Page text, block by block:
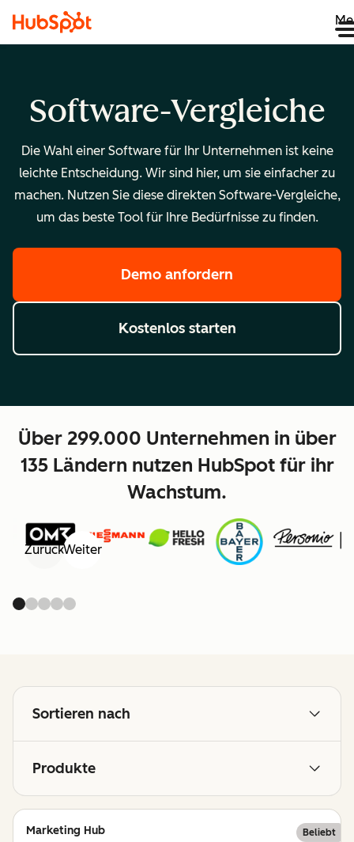
Software-Vergleiche
Die Wahl einer Software für Ihr Unternehmen ist keine
leichte Entscheidung. Wir sind hier, um sie einfacher zu
machen. Nutzen Sie diese direkten Software-Vergleiche,
um das beste Tool für Ihre Bedürfnisse zu finden.
Demo anfordern
Kostenlos starten
Über 299.000 Unternehmen in über
135 Ländern nutzen HubSpot für ihr
Wachstum.
ZurückWeiter
Sortieren nach
Produkte
Marketing Hub Beliebt